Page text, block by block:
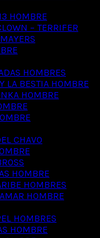
HOMBRE
– TERRIFER
HOMBRES
LA BESTIA HOMBRE
HOMBRE
CHAVO
HOMBRE
HOMBRES
HOMBRE
HOMBRES
HOMBRE